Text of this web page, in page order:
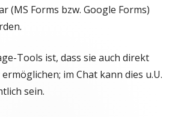
(MS Forms bzw. Google Forms)
Tools ist, dass sie auch direkt
im Chat kann dies u.U.
sein.